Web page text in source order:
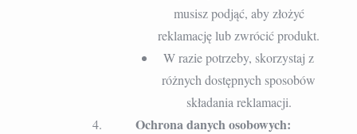
musisz podjąć, aby złożyć
reklamację lub zwrócić produkt.
W razie potrzeby, skorzystaj z
różnych dostępnych sposobów
składania reklamacji.
Ochrona danych osobowych: